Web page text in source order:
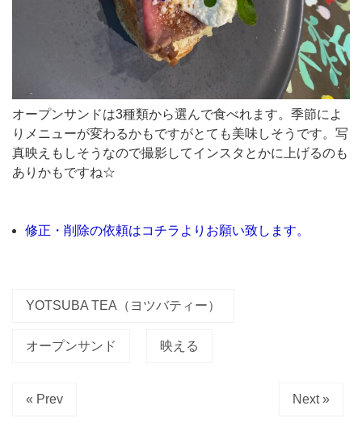
す。
季
節
に
り
ュ
が
わ
オープンサンドは3種類から選んで食べれます。季節によ
りメニューが変わるかもですがとても美味しそうです。写
真映えもしそうなので撮影してインスタとかに上げるのも
ありかもですね☆
修正・削除の依頼はコチラよりお願い致します。
YOTSUBA TEA（ヨツバティー）
オープンサンド 映える
« Prev Next »